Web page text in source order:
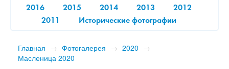
2016
2015 2014 2013
2012
2011
Исторические фотографии
Главная → Фотогалерея → 2020 →
Масленица 2020